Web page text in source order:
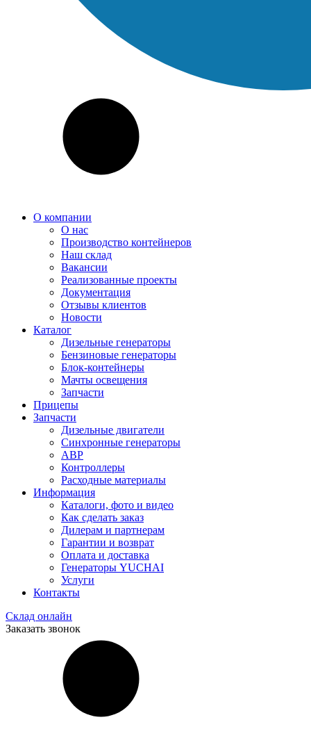
О компании
О нас
Производство контейнеров
Наш склад
Вакансии
Реализованные проекты
Документация
Отзывы клиентов
Новости
Каталог
Дизельные генераторы
Бензиновые генераторы
Блок-контейнеры
Мачты освещения
Запчасти
Прицепы
Запчасти
Дизельные двигатели
Синхронные генераторы
АВР
Контроллеры
Расходные материалы
Информация
Каталоги, фото и видео
Как сделать заказ
Дилерам и партнерам
Гарантии и возврат
Оплата и доставка
Генераторы YUCHAI
Услуги
Контакты
Склад онлайн
Заказать звонок